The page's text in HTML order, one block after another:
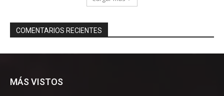
MÁS VISTOS